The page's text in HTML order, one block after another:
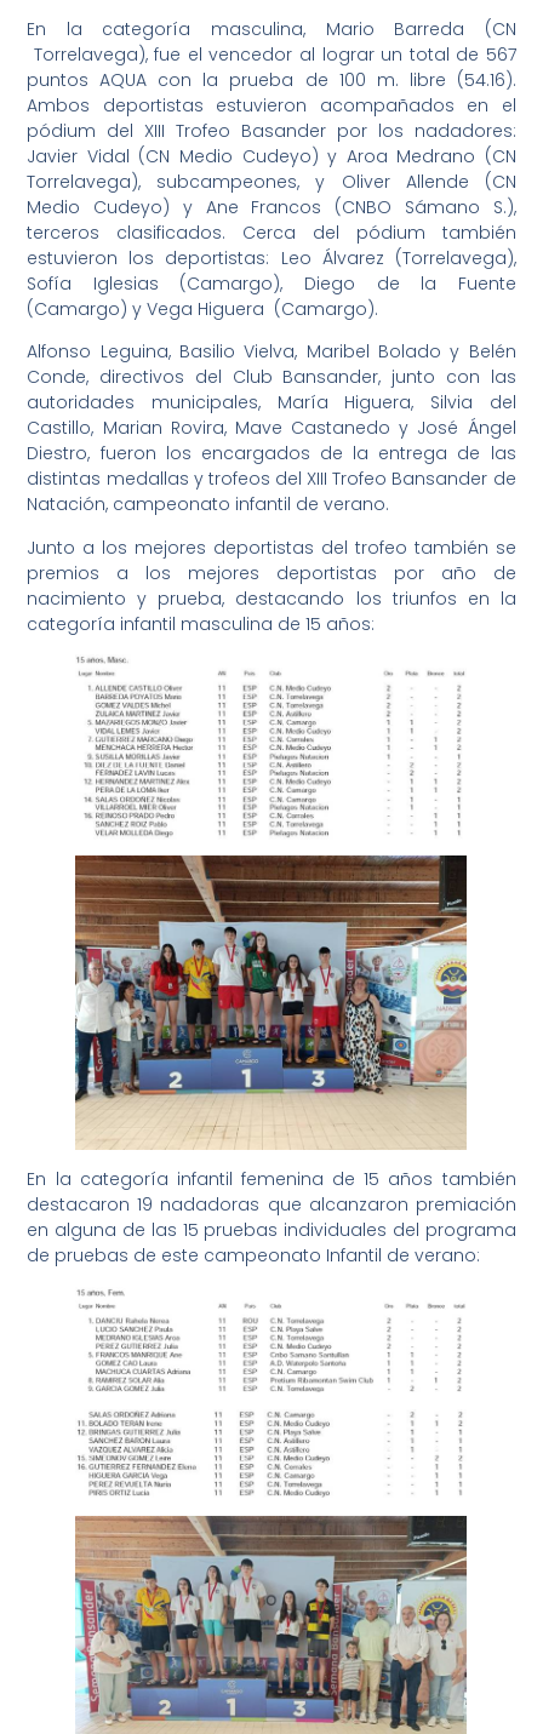
En la categoría masculina, Mario Barreda (CN
Torrelavega), fue el vencedor al lograr un total de 567
puntos AQUA con la prueba de 100 m. libre (54.16).
Ambos deportistas estuvieron acompañados en el
pódium del XIII Trofeo Basander por los nadadores:
Javier Vidal (CN Medio Cudeyo) y Aroa Medrano (CN
Torrelavega), subcampeones, y Oliver Allende (CN
Medio Cudeyo) y Ane Francos (CNBO Sámano S.),
terceros clasificados. Cerca del pódium también
estuvieron los deportistas: Leo Álvarez (Torrelavega),
Sofía Iglesias (Camargo), Diego de la Fuente
(Camargo) y Vega Higuera (Camargo).
Alfonso Leguina, Basilio Vielva, Maribel Bolado y Belén
Conde, directivos del Club Bansander, junto con las
autoridades municipales, María Higuera, Silvia del
Castillo, Marian Rovira, Mave Castanedo y José Ángel
Diestro, fueron los encargados de la entrega de las
distintas medallas y trofeos del XIII Trofeo Bansander de
Natación, campeonato infantil de verano.
Junto a los mejores deportistas del trofeo también se
premios a los mejores deportistas por año de
nacimiento y prueba, destacando los triunfos en la
categoría infantil masculina de 15 años:
En la categoría infantil femenina de 15 años también
destacaron 19 nadadoras que alcanzaron premiación
en alguna de las 15 pruebas individuales del programa
de pruebas de este campeonato Infantil de verano: